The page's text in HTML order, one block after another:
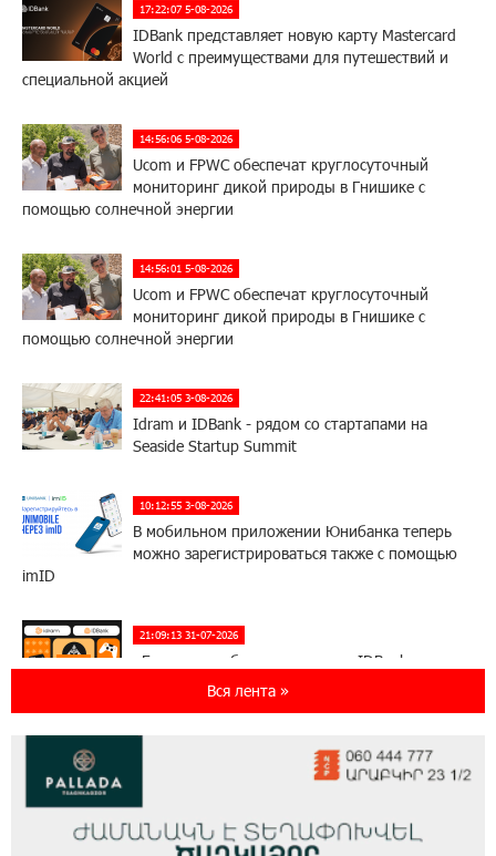
17:22:07 5-08-2026
IDBank представляет новую карту Mastercard
World с преимуществами для путешествий и
специальной акцией
14:56:06 5-08-2026
Ucom и FPWC обеспечат круглосуточный
мониторинг дикой природы в Гнишике с
помощью солнечной энергии
14:56:01 5-08-2026
Ucom и FPWC обеспечат круглосуточный
мониторинг дикой природы в Гнишике с
помощью солнечной энергии
22:41:05 3-08-2026
Idram и IDBank - рядом со стартапами на
Seaside Startup Summit
10:12:55 3-08-2026
В мобильном приложении Юнибанка теперь
можно зарегистрироваться также с помощью
imID
21:09:13 31-07-2026
«Бесплатные бонусы в играх»: IDBank
предупреждает о кибератаках на школьников
ЕАЭС со временем будет расширяться. Когда-
будет уже поздно
Вся лента »